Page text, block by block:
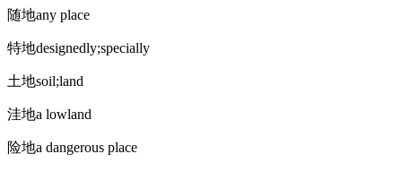
随地any place
特地designedly;specially
土地soil;land
洼地a lowland
险地a dangerous place